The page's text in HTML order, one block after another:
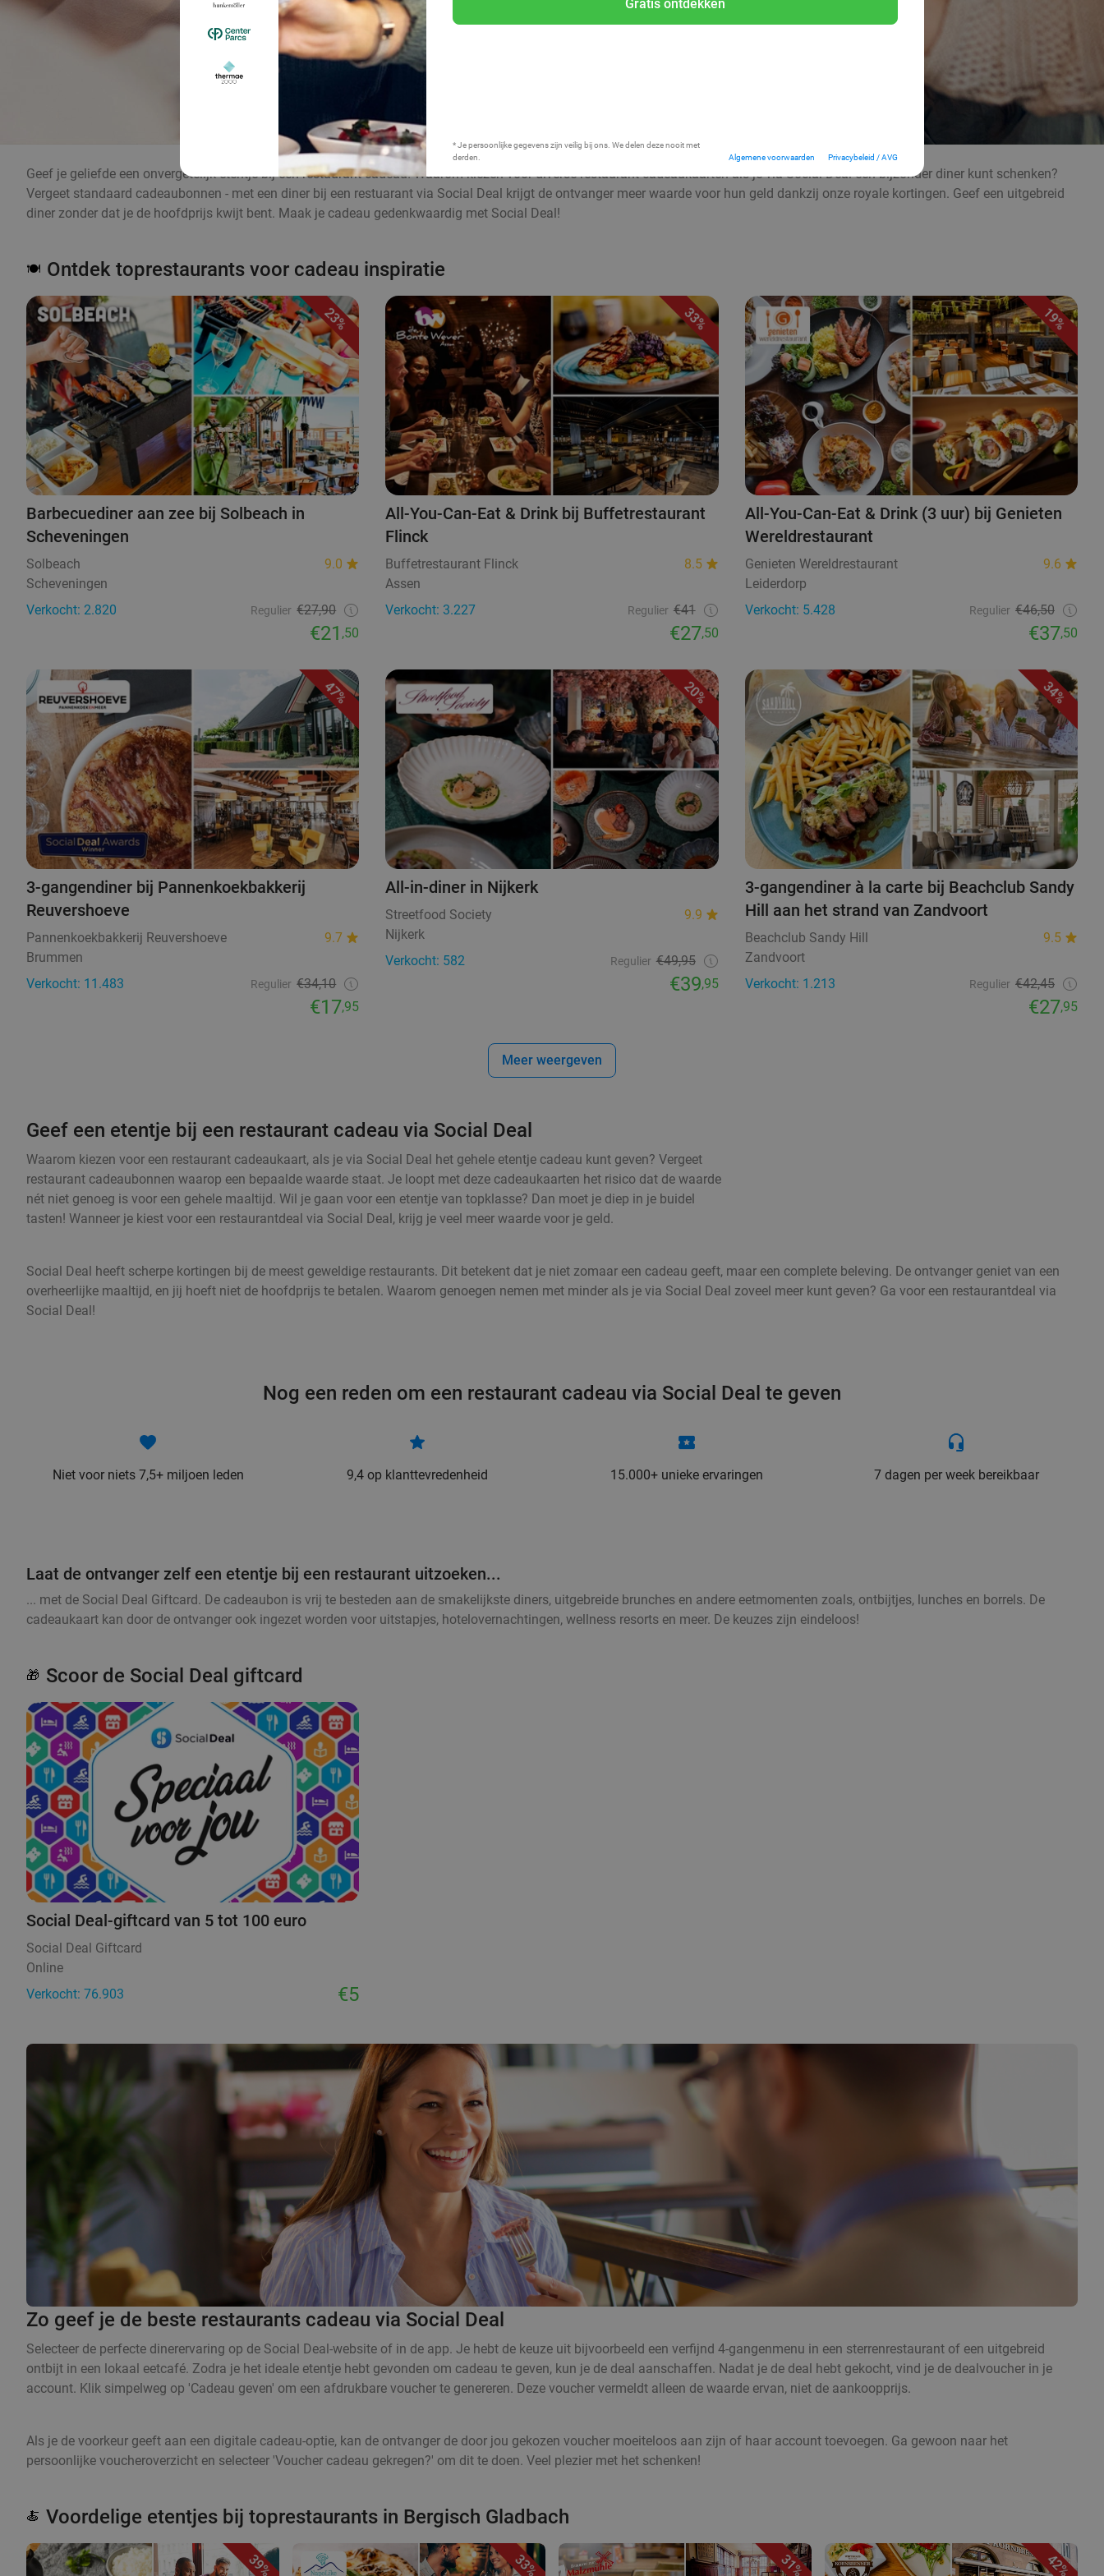
Gratis ontdekken
* Je persoonlijke gegevens zijn veilig bij ons. We delen deze nooit met
derden.
Algemene voorwaarden Privacybeleid / AVG
Geef je geliefde een onvergetelijk etentje bij een restaurant cadeau! Waarom kiezen voor diverse restaurant cadeaukaarten als je via Social Deal een bijzonder diner kunt schenken?
Vergeet standaard cadeaubonnen - met een diner bij een restuarant via Social Deal krijgt de ontvanger meer waarde voor hun geld dankzij onze royale kortingen. Geef een uitgebreid
diner zonder dat je de hoofdprijs kwijt bent. Maak je cadeau gedenkwaardig met Social Deal!
🍽️ Ontdek toprestaurants voor cadeau inspiratie
23%
Barbecuediner aan zee bij Solbeach in
Scheveningen
Solbeach
9.0
Scheveningen
Verkocht: 2.820
Regulier €27,90
€21,50
33%
All-You-Can-Eat & Drink bij Buffetrestaurant
Flinck
Buffetrestaurant Flinck
8.5
Assen
Verkocht: 3.227
Regulier €41
€27,50
19%
All-You-Can-Eat & Drink (3 uur) bij Genieten
Wereldrestaurant
Genieten Wereldrestaurant
9.6
Leiderdorp
Verkocht: 5.428
Regulier €46,50
€37,50
47%
3-gangendiner bij Pannenkoekbakkerij
Reuvershoeve
Pannenkoekbakkerij Reuvershoeve
9.7
Brummen
Verkocht: 11.483
Regulier €34,10
€17,95
20%
All-in-diner in Nijkerk
Streetfood Society
9.9
Nijkerk
Verkocht: 582
Regulier €49,95
€39,95
34%
3-gangendiner à la carte bij Beachclub Sandy
Hill aan het strand van Zandvoort
Beachclub Sandy Hill
9.5
Zandvoort
Verkocht: 1.213
Regulier €42,45
€27,95
Meer weergeven
Geef een etentje bij een restaurant cadeau via Social Deal
Waarom kiezen voor een restaurant cadeaukaart, als je via Social Deal het gehele etentje cadeau kunt geven? Vergeet
restaurant cadeaubonnen waarop een bepaalde waarde staat. Je loopt met deze cadeaukaarten het risico dat de waarde
nét niet genoeg is voor een gehele maaltijd. Wil je gaan voor een etentje van topklasse? Dan moet je diep in je buidel
tasten! Wanneer je kiest voor een restaurantdeal via Social Deal, krijg je veel meer waarde voor je geld.
Social Deal heeft scherpe kortingen bij de meest geweldige restaurants. Dit betekent dat je niet zomaar een cadeau geeft, maar een complete beleving. De ontvanger geniet van een
overheerlijke maaltijd, en jij hoeft niet de hoofdprijs te betalen. Waarom genoegen nemen met minder als je via Social Deal zoveel meer kunt geven? Ga voor een restaurantdeal via
Social Deal!
Nog een reden om een restaurant cadeau via Social Deal te geven
Niet voor niets 7,5+ miljoen leden 9,4 op klanttevredenheid 15.000+ unieke ervaringen 7 dagen per week bereikbaar
Laat de ontvanger zelf een etentje bij een restaurant uitzoeken...
... met de Social Deal Giftcard. De cadeaubon is vrij te besteden aan de smakelijkste diners, uitgebreide brunches en andere eetmomenten zoals, ontbijtjes, lunches en borrels. De
cadeaukaart kan door de ontvanger ook ingezet worden voor uitstapjes, hotelovernachtingen, wellness resorts en meer. De keuzes zijn eindeloos!
🎁 Scoor de Social Deal giftcard
Social Deal-giftcard van 5 tot 100 euro
Social Deal Giftcard
Online
Verkocht: 76.903
€5
Zo geef je de beste restaurants cadeau via Social Deal
Selecteer de perfecte dinerervaring op de Social Deal-website of in de app. Je hebt de keuze uit bijvoorbeeld een verfijnd 4-gangenmenu in een sterrenrestaurant of een uitgebreid
ontbijt in een lokaal eetcafé. Zodra je het ideale etentje hebt gevonden om cadeau te geven, kun je de deal aanschaffen. Nadat je de deal hebt gekocht, vind je de dealvoucher in je
account. Klik simpelweg op 'Cadeau geven' om een afdrukbare voucher te genereren. Deze voucher vermeldt alleen de waarde ervan, niet de aankoopprijs.
Als je de voorkeur geeft aan een digitale cadeau-optie, kan de ontvanger de door jou gekozen voucher moeiteloos aan zijn of haar account toevoegen. Ga gewoon naar het
persoonlijke voucheroverzicht en selecteer 'Voucher cadeau gekregen?' om dit te doen. Veel plezier met het schenken!
🍝 Voordelige etentjes bij toprestaurants in Bergisch Gladbach
39% 33% 31% 42%